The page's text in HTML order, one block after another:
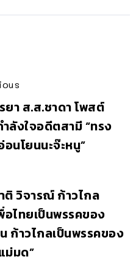
า ส.ส.ชาดา โพสต์
ลังใจอดีตสามี “ทรง
อนโยนนะจ๊ะหนู”
ติ วิจารณ์ ก้าวไกล
อไทยเป็นพรรคของ
ก้าวไกลเป็นพรรคของ
ม่มด”